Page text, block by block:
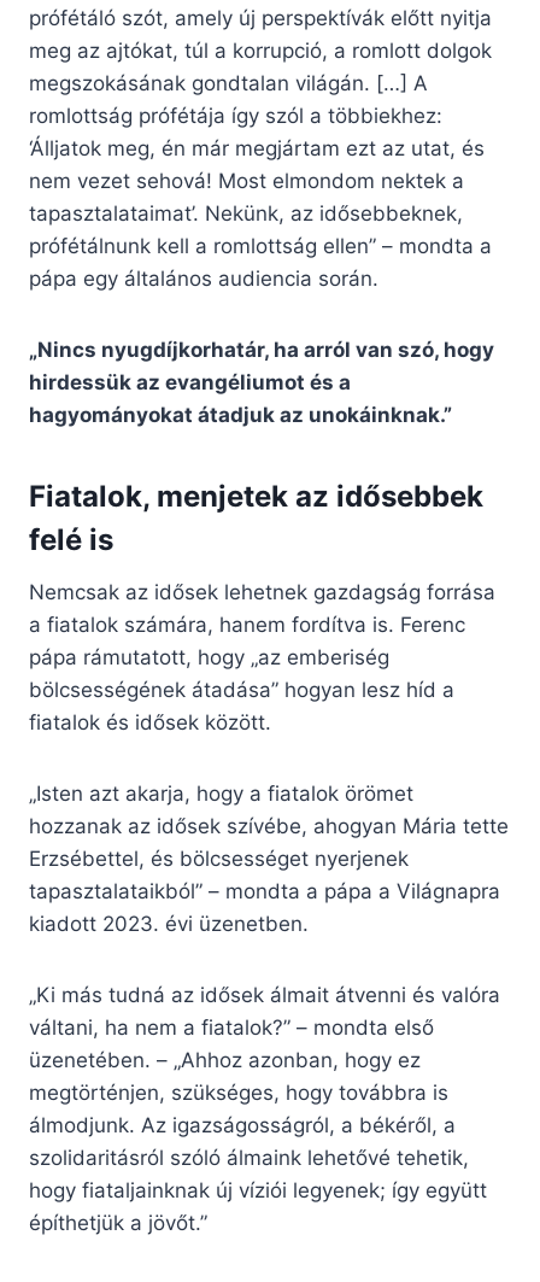
prófétáló szót, amely új perspektívák előtt nyitja
meg az ajtókat, túl a korrupció, a romlott dolgok
megszokásának gondtalan világán. […] A
romlottság prófétája így szól a többiekhez:
‘Álljatok meg, én már megjártam ezt az utat, és
nem vezet sehová! Most elmondom nektek a
tapasztalataimat’. Nekünk, az idősebbeknek,
prófétálnunk kell a romlottság ellen” – mondta a
pápa egy általános audiencia során.
„Nincs nyugdíjkorhatár, ha arról van szó, hogy
hirdessük az evangéliumot és a
hagyományokat átadjuk az unokáinknak.”
Fiatalok, menjetek az idősebbek
felé is
Nemcsak az idősek lehetnek gazdagság forrása
a fiatalok számára, hanem fordítva is. Ferenc
pápa rámutatott, hogy „az emberiség
bölcsességének átadása” hogyan lesz híd a
fiatalok és idősek között.
„Isten azt akarja, hogy a fiatalok örömet
hozzanak az idősek szívébe, ahogyan Mária tette
Erzsébettel, és bölcsességet nyerjenek
tapasztalataikból” – mondta a pápa a Világnapra
kiadott 2023. évi üzenetben.
„Ki más tudná az idősek álmait átvenni és valóra
váltani, ha nem a fiatalok?” – mondta első
üzenetében. – „Ahhoz azonban, hogy ez
megtörténjen, szükséges, hogy továbbra is
álmodjunk. Az igazságosságról, a békéről, a
szolidaritásról szóló álmaink lehetővé tehetik,
hogy fiataljainknak új víziói legyenek; így együtt
építhetjük a jövőt.”